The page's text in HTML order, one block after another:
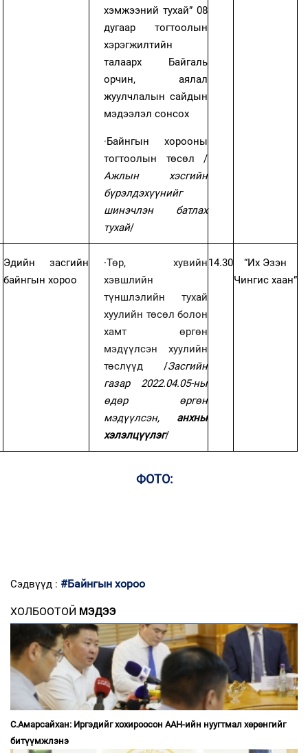
хэмжээний тухай” 08
дугаар тогтоолын
хэрэгжилтийн
талаарх Байгаль
орчин, аялал
жуулчлалын сайдын
мэдээлэл сонсох
·Байнгын хорооны
тогтоолын төсөл /
Ажлын хэсгийн
бүрэлдэхүүнийг
шинэчлэн батлах
тухай/
Эдийн засгийн
байнгын хороо
·Төр, хувийн
хэвшлийн
түншлэлийн тухай
хуулийн төсөл болон
хамт өргөн
мэдүүлсэн хуулийн
төслүүд/Засгийн
газар 2022.04.05-ны
өдөр өргөн
мэдүүлсэн, анхны
хэлэлцүүлэг/
14.30
“Их Эзэн
Чингис хаан”
ФОТО:
Сэдвүүд : #Байнгын хороо
ХОЛБООТОЙ МЭДЭЭ
С.Амарсайхан: Иргэдийг хохироосон ААН-ийн нуугтмал хөрөнгийг
битүүмжлэнэ